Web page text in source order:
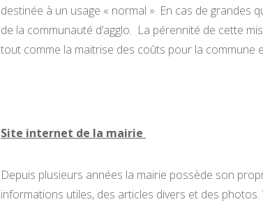
destinée à un usage « normal ». En cas de grandes
de la communauté d’agglo. La pérennité de cette
tout comme la maitrise des coûts pour la commune
Site internet de la mairie
Depuis plusieurs années la mairie possède son
informations utiles, des articles divers et des